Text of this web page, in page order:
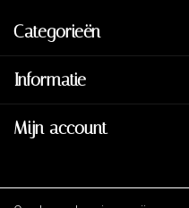
Categorieën
Informatie
Mijn account